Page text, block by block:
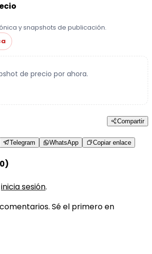
y snapshots de publicación.
de precio por ahora.
Compartir
Telegram WhatsApp Copiar enlace
inicia sesión.
Sé el primero en